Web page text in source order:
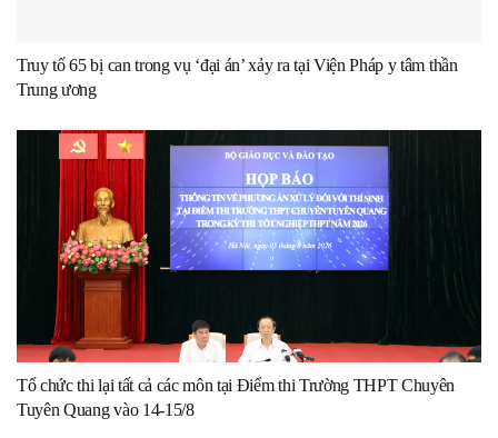
Truy tố 65 bị can trong vụ ‘đại án’ xảy ra tại Viện Pháp y tâm thần
Trung ương
Tổ chức thi lại tất cả các môn tại Điểm thi Trường THPT Chuyên
Tuyên Quang vào 14-15/8